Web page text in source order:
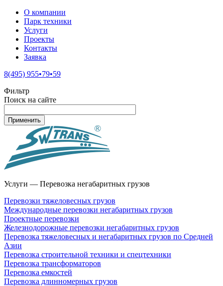
О компании
Парк техники
Услуги
Проекты
Контакты
Заявка
8(495) 955•79•59
Фильтр
Поиск на сайте
Услуги — Перевозка негабаритных грузов
Перевозки тяжеловесных грузов
Международные перевозки негабаритных грузов
Проектные перевозки
Железнодорожные перевозки негабаритных грузов
Перевозка тяжеловесных и негабаритных грузов по Средней
Азии
Перевозка строительной техники и спецтехники
Перевозка трансформаторов
Перевозка емкостей
Перевозка длинномерных грузов